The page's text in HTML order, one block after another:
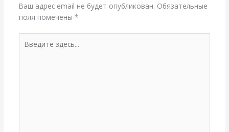
Ваш адрес email не будет опубликован. Обязательные
поля помечены *
здесь...